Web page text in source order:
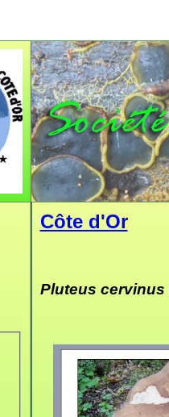
Côte d'Or
Pluteus cervinus